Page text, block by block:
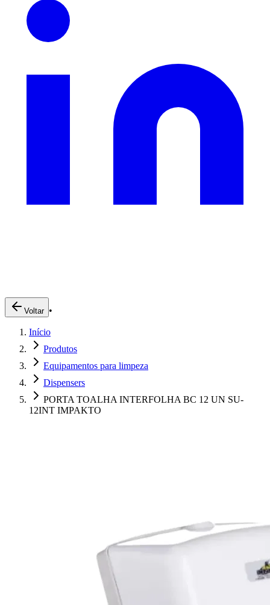
Pedidos Online
Trabalhe Conosco
Voltar •
Início
Produtos
Equipamentos para limpeza
Dispensers
PORTA TOALHA INTERFOLHA BC 12 UN SU-
12INT IMPAKTO